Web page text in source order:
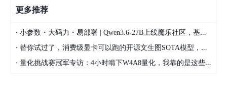
img_copy = np.rot90(img_copy,-1)# 顺时针旋转90度,np.rot90
(img, -1) 顺时针旋转90度
plt.figure()
plt.imshow(img_copy,cmap='Greys_r')
更多推荐
· 小参数・大码力・易部署 | Qwen3.6-27B上线魔乐社区，基于昇腾的部署教程来了
· 替你试过了，消费级显卡可以跑的开源文生图SOTA模型，顶级渲染、高密度文本绘图
· 量化挑战赛冠军专访：4小时啃下W4A8量化，我靠的是这些经验